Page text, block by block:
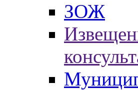
ЗОЖ